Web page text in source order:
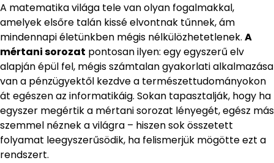
A matematika világa tele van olyan fogalmakkal,
amelyek elsőre talán kissé elvontnak tűnnek, ám
mindennapi életünkben mégis nélkülözhetetlenek. A
mértani sorozat pontosan ilyen: egy egyszerű elv
alapján épül fel, mégis számtalan gyakorlati alkalmazása
van a pénzügyektől kezdve a természettudományokon
át egészen az informatikáig. Sokan tapasztalják, hogy ha
egyszer megértik a mértani sorozat lényegét, egész más
szemmel néznek a világra – hiszen sok összetett
folyamat leegyszerűsödik, ha felismerjük mögötte ezt a
rendszert.